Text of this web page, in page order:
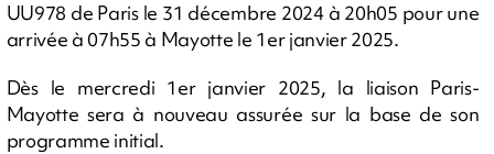
UU978 de Paris le 31 décembre 2024 à 20h05 pour une
arrivée à 07h55 à Mayotte le 1er janvier 2025.
Dès le mercredi 1er janvier 2025, la liaison Paris-
Mayotte sera à nouveau assurée sur la base de son
programme initial.